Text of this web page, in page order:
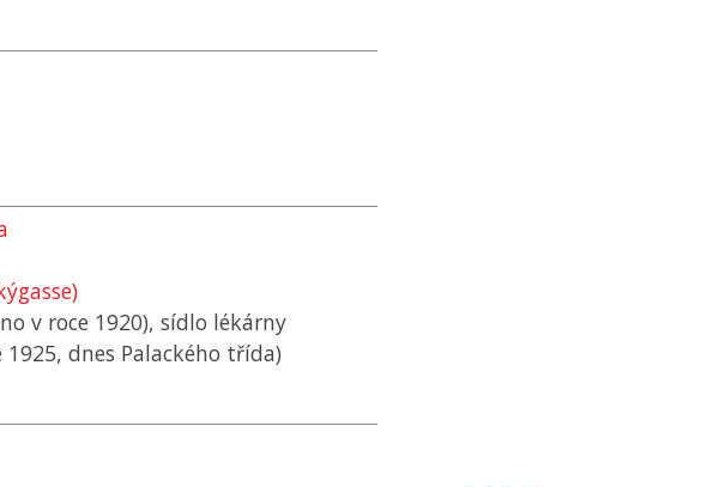
v roce 1920), sídlo lékárny
1925, dnes Palackého třída)